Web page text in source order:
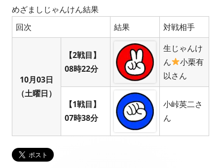
めざましじゃんけん結果
回次
結果 対戦相手
10月03日
（土曜日）
【2戦目】
08時22分
生じゃんけ
ん
小栗有
以さん
【1戦目】
07時38分
小峠英二さ
ん